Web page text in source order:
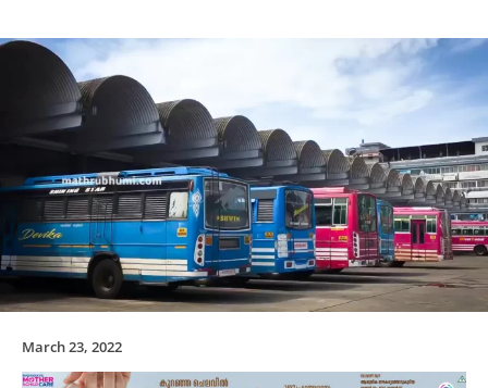
March 23, 2022